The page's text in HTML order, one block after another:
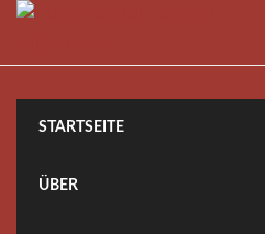
Skip
content
STARTSEITE
ÜBER